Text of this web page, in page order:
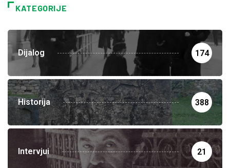
KATEGORIJE
Dijalog 174
Historija 388
Intervjui 21